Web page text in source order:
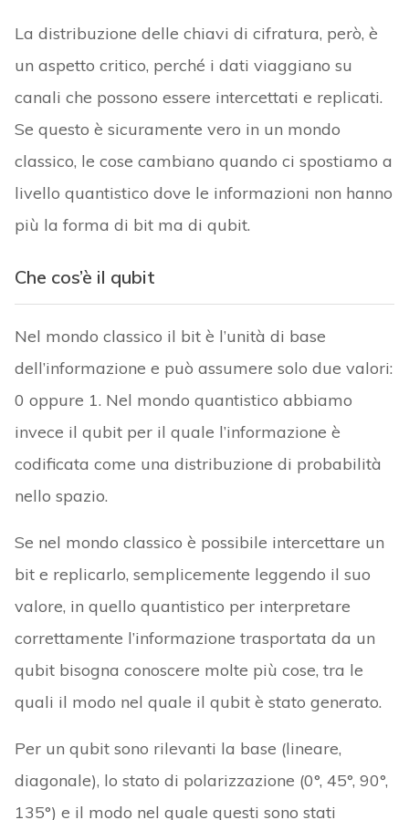
La distribuzione delle chiavi di cifratura, però, è
un aspetto critico, perché i dati viaggiano su
canali che possono essere intercettati e replicati.
Se questo è sicuramente vero in un mondo
classico, le cose cambiano quando ci spostiamo a
livello quantistico dove le informazioni non hanno
più la forma di bit ma di qubit.
Che cos’è il qubit
Nel mondo classico il bit è l’unità di base
dell’informazione e può assumere solo due valori:
0 oppure 1. Nel mondo quantistico abbiamo
invece il qubit per il quale l’informazione è
codificata come una distribuzione di probabilità
nello spazio.
Se nel mondo classico è possibile intercettare un
bit e replicarlo, semplicemente leggendo il suo
valore, in quello quantistico per interpretare
correttamente l’informazione trasportata da un
qubit bisogna conoscere molte più cose, tra le
quali il modo nel quale il qubit è stato generato.
Per un qubit sono rilevanti la base (lineare,
diagonale), lo stato di polarizzazione (0°, 45°, 90°,
135°) e il modo nel quale questi sono stati